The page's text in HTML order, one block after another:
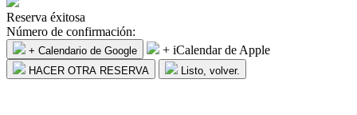
Reserva éxitosa
Número de confirmación:
+ Calendario de Google + iCalendar de Apple
HACER OTRA RESERVA Listo, volver.